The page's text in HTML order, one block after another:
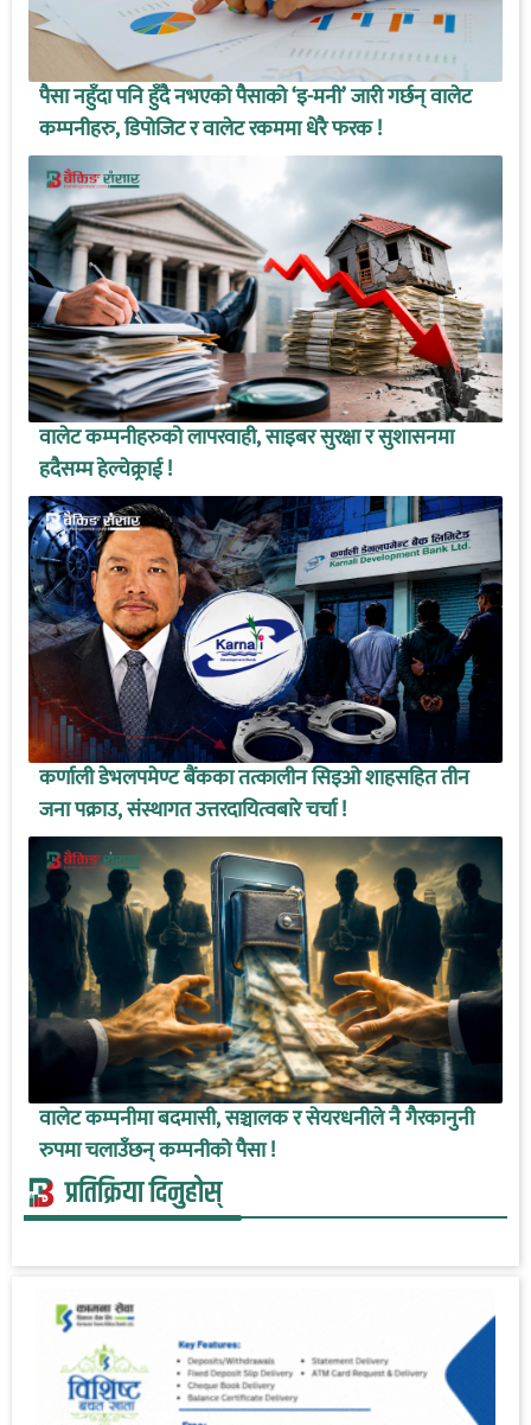
पैसा नहुँदा पनि हुँदै नभएको पैसाको ‘इ-मनी’ जारी गर्छन् वालेट
कम्पनीहरु, डिपोजिट र वालेट रकममा धेरै फरक !
वालेट कम्पनीहरुको लापरवाही, साइबर सुरक्षा र सुशासनमा
हदैसम्म हेल्चेक्र्राई !
कर्णाली डेभलपमेण्ट बैंकका तत्कालीन सिइओ शाहसहित तीन
जना पक्राउ, संस्थागत उत्तरदायित्वबारे चर्चा !
वालेट कम्पनीमा बदमासी, सञ्चालक र सेयरधनीले नै गैरकानुनी
रुपमा चलाउँछन् कम्पनीको पैसा !
प्रतिक्रिया दिनुहोस्